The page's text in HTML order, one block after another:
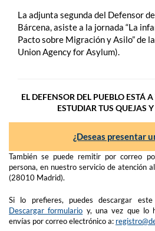
La adjunta segunda del Defensor
Bárcena, asiste a la jornada “La
Pacto sobre Migración y Asilo” de
Union Agency for Asylum).
EL DEFENSOR DEL PUEBLO ESTÁ
ESTUDIAR TUS QUEJAS
¿Deseas presentar
También se puede remitir por correo
persona, en nuestro servicio de atención
(28010 Madrid).
Si lo prefieres, puedes descargar
Descargar formulario y, una vez que lo
envías por correo electrónico a: